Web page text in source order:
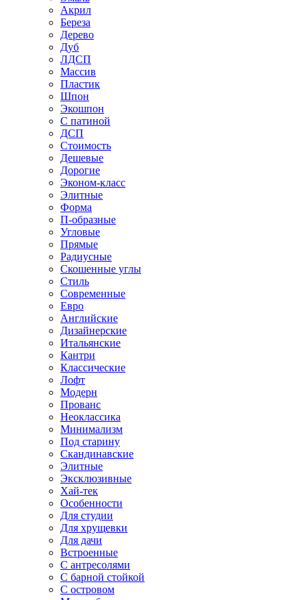
Акрил
Береза
Дерево
Дуб
ЛДСП
Массив
Пластик
Шпон
Экошпон
С патиной
ДСП
Стоимость
Дешевые
Дорогие
Эконом-класс
Элитные
Форма
П-образные
Угловые
Прямые
Радиусные
Скошенные углы
Стиль
Современные
Евро
Английские
Дизайнерские
Итальянские
Кантри
Классические
Лофт
Модерн
Прованс
Неоклассика
Минимализм
Под старину
Скандинавские
Элитные
Эксклюзивные
Хай-тек
Особенности
Для студии
Для хрущевки
Для дачи
Встроенные
С антресолями
С барной стойкой
С островом